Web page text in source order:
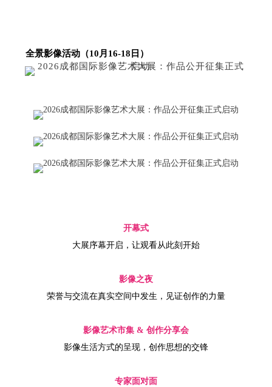
全景影像活动（10月16-18日）
开幕式
大展序幕开启，让观看从此刻开始
影像之夜
荣誉与交流在真实空间中发生，见证创作的力量
影像艺术市集 & 创作分享会
影像生活方式的呈现，创作思想的交锋
专家面对面